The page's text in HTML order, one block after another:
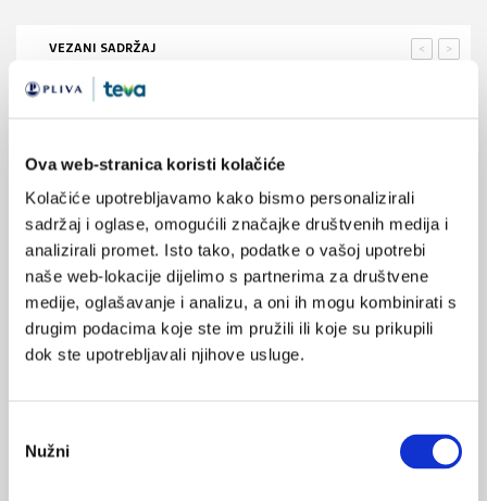
Ova web-stranica koristi kolačiće
Kolačiće upotrebljavamo kako bismo personalizirali
sadržaj i oglase, omogućili značajke društvenih medija i
analizirali promet. Isto tako, podatke o vašoj upotrebi
naše web-lokacije dijelimo s partnerima za društvene
medije, oglašavanje i analizu, a oni ih mogu kombinirati s
drugim podacima koje ste im pružili ili koje su prikupili
dok ste upotrebljavali njihove usluge.
pristanka
Nužni
VEZANI SADRŽAJ >
<
10.11.2025.
17.06.2025.
Isprekidani san majki i 13. tjedana nakon poroda
16.05.2025.
Mutacija povezana s manjom potrebom za snom
25.04.2023.
Navike spavanja i uspavljivanja kod predškolske djece